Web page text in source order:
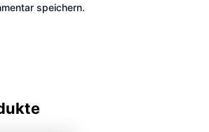
speichern.